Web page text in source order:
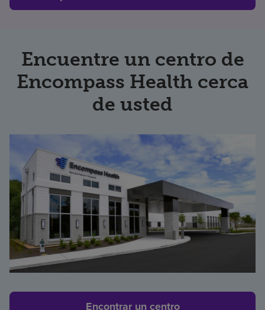
Encuentre un centro de
Encompass Health cerca
de usted
Encontrar un centro